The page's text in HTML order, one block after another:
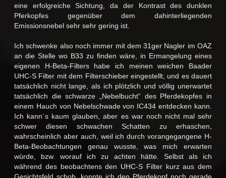
eine erfolgreiche Sichtung, da der Kontrast des dunklen
Pferkopfes gegenüber dem dahinterliegenden
Emissionsnebel sehr sehr gering ist.
Ich schwenke also noch immer mit dem 31ger Nagler im OAZ
an die Stelle wo B33 zu finden wäre, in Ermangelung eines
eigenen H-Beta-Filters habe ich meinen weichen Baader
UHC-S Filter mit dem Filterschieber eingestellt, und es dauert
tatsächlich nicht lange, als ich plötzlich und völlig unerwartet
tatsächlich die schwarze „Nebelbucht“ des Pferdekopfes in
einem Hauch von Nebelschwade von IC434 entdecken kann.
Ich kann´s kaum glauben, aber es war noch nicht mal sehr
schwer diesen schwachen Schatten zu erhaschen,
wahrscheinlich aber auch, weil ich durch vorangegangene H-
Beta-Beobachtungen genau wusste, was mich erwarten
würde, bzw. worauf ich zu achten hätte. Selbst als ich
während des beobachtens den UHC-S Filter kurz aus dem